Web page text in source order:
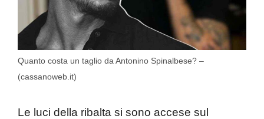
Quanto costa un taglio da Antonino Spinalbese? –
(cassanoweb.it)
Le luci della ribalta si sono accese sul